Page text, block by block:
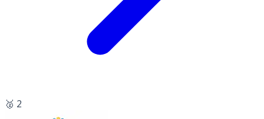
🥈 2